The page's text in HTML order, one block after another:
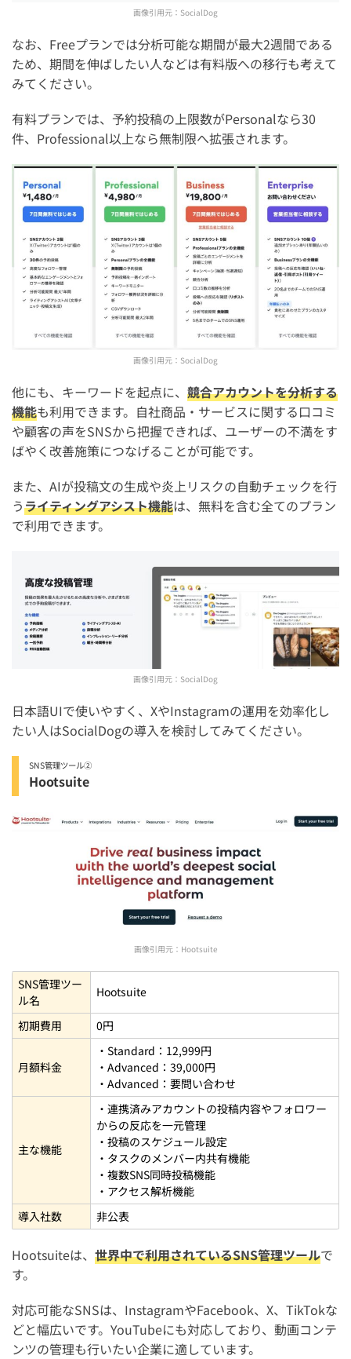
画像引用元： SocialDog
なお、Freeプランでは分析可能な期間が最大2週間である
ため、期間を伸ばしたい人などは有料版への移行も考えて
みてください。
有料プランでは、予約投稿の上限数がPersonalなら30
件、Professional以上なら無制限へ拡張されます。
画像引用元： SocialDog
他にも、キーワードを起点に、 競合アカウントを分析する
機能も利用できます。自社商品・サービスに関する口コミ
や顧客の声をSNSから把握できれば、ユーザーの不満をす
ばやく改善施策につなげることが可能です。
また、AIが投稿文の生成や炎上リスクの自動チェックを行
うライティングアシスト機能は、無料を含む全てのプラン
で利用できます。
画像引用元： SocialDog
日本語UIで使いやすく、XやInstagramの運用を効率化し
たい人はSocialDogの導入を検討してみてください。
SNS管理ツール②
Hootsuite
画像引用元： Hootsuite
SNS管理ツー
ル名
Hootsuite
初期費用 0円
月額料金
・Standard：12,999円
・Advanced：39,000円
・Advanced：要問い合わせ
主な機能
・連携済みアカウントの投稿内容やフォロワー
からの反応を一元管理
・投稿のスケジュール設定
・タスクのメンバー内共有機能
・複数SNS同時投稿機能
・アクセス解析機能
導入社数
非公表
Hootsuiteは、 世界中で利用されているSNS管理ツールで
す。
対応可能なSNSは、InstagramやFacebook、X、TikTokな
どと幅広いです。YouTubeにも対応しており、動画コンテ
ンツの管理も行いたい企業に適しています。